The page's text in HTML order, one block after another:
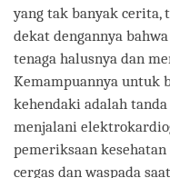
yang tak banyak cerita,
dekat dengannya
tenaga halusnya dan
Kemampuannya untuk
kehendaki adalah
menjalani
pemeriksaan
cergas dan waspada